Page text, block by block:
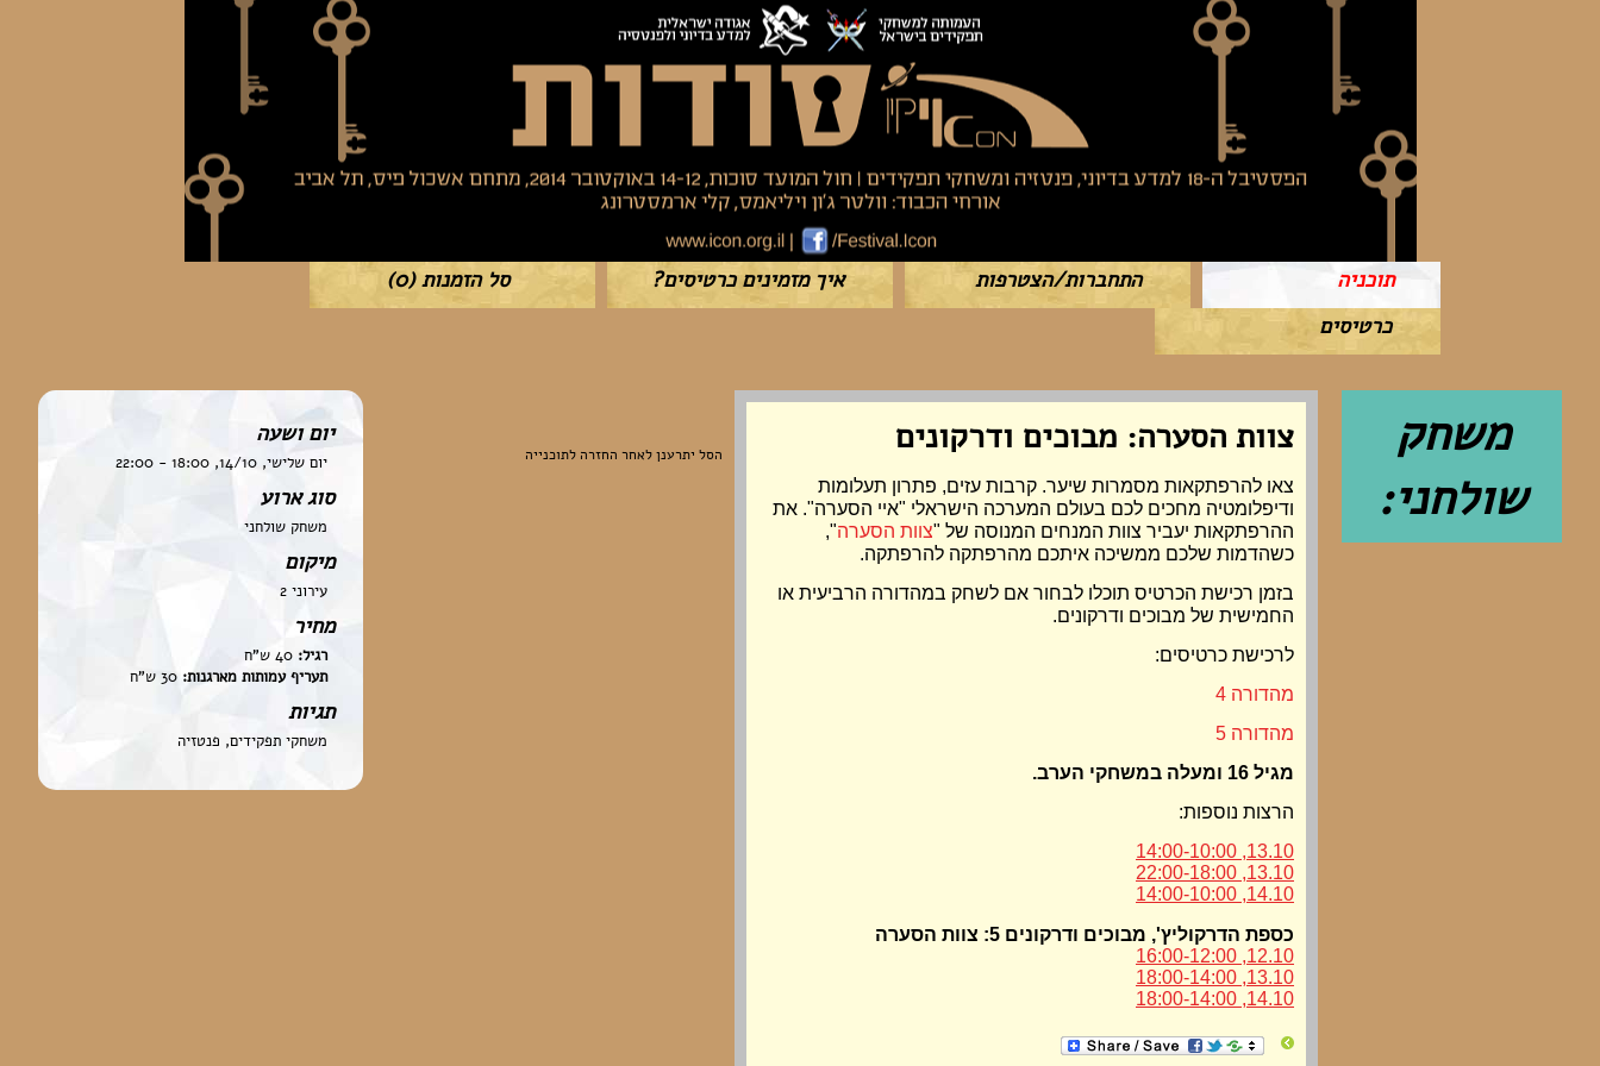
תוכניה התחברות/הצטרפות איך מזמינים כרטיסים? סל הזמנות(0)
כרטיסים
משחק
שולחני:
צוות הסערה: מבוכים ודרקונים
צאו להרפתקאות מסמרות שיער. קרבות עזים, פתרון תעלומות
ודיפלומטיה מחכים לכם בעולם המערכה הישראלי "איי הסערה". את
ההרפתקאות יעביר צוות המנחים המנוסה של "צוות הסערה",
כשהדמות שלכם ממשיכה איתכם מהרפתקה להרפתקה.
בזמן רכישת הכרטיס תוכלו לבחור אם לשחק במהדורה הרביעית או
החמישית של מבוכים ודרקונים.
לרכישת כרטיסים:
מהדורה 4
מהדורה 5
מגיל 16 ומעלה במשחקי הערב.
הרצות נוספות:
13.10, 14:00-10:00
13.10, 22:00-18:00
14.10, 14:00-10:00
כספת הדרקוליץ', מבוכים ודרקונים 5: צוות הסערה
12.10, 16:00-12:00
13.10, 18:00-14:00
14.10, 18:00-14:00
יום ושעה
יום שלישי, 14/10, 18:00 - 22:00
סוג ארוע
משחק שולחני
מיקום
עירוני 2
מחיר
רגיל:
תעריף עמותות מארגנות:
תגיות
משחקי תפקידים, פנטזיה
הסל יתרענן לאחר החזרה לתוכנייה